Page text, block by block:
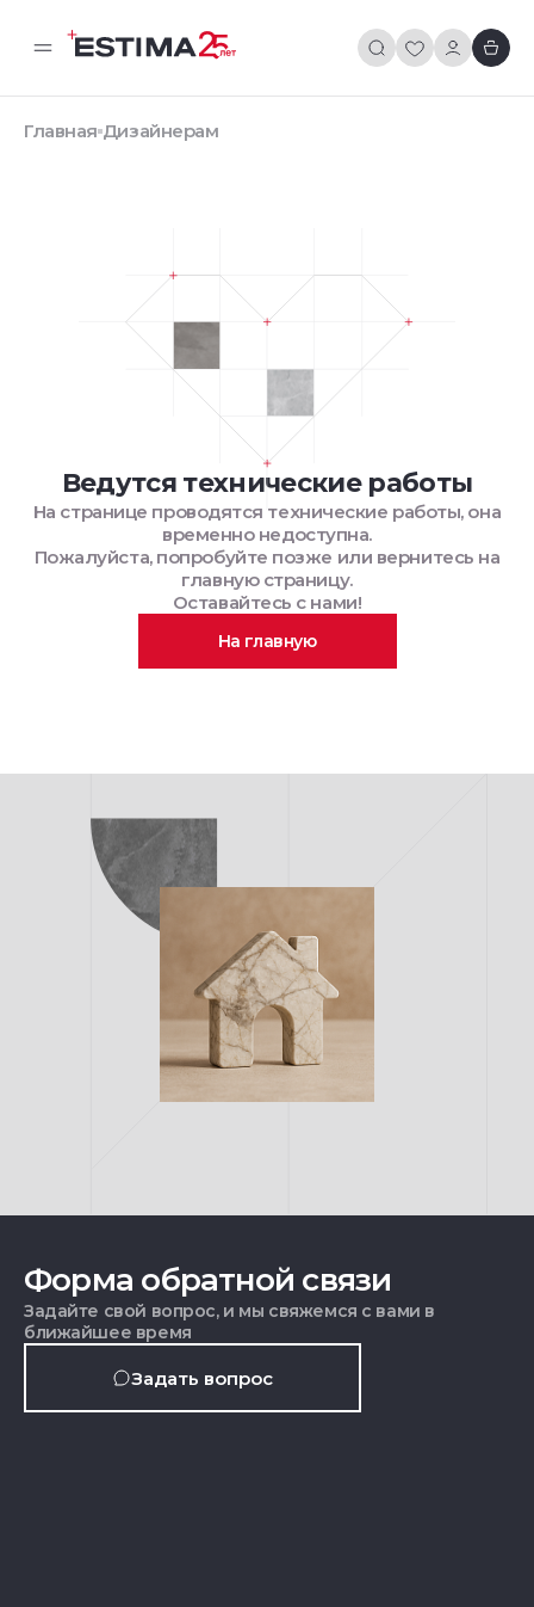
Главная Дизайнерам
Ведутся технические работы
На странице проводятся технические работы, она
временно недоступна.
Пожалуйста, попробуйте позже или вернитесь на
главную страницу.
Оставайтесь с нами!
На главную
Форма обратной связи
Задайте свой вопрос, и мы свяжемся с вами в
ближайшее время
Задать вопрос